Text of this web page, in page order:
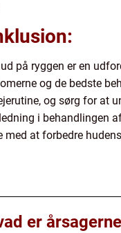
på ryggen er en
og de bedste
og sørg for at
i behandlingen
med at forbedre
er